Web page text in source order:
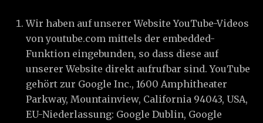
Wir haben auf unserer Website YouTube-Videos
von youtube.com mittels der embedded-
Funktion eingebunden, so dass diese auf
unserer Website direkt aufrufbar sind. YouTube
gehört zur Google Inc., 1600 Amphitheater
Parkway, Mountainview, California 94043, USA,
EU-Niederlassung: Google Dublin, Google